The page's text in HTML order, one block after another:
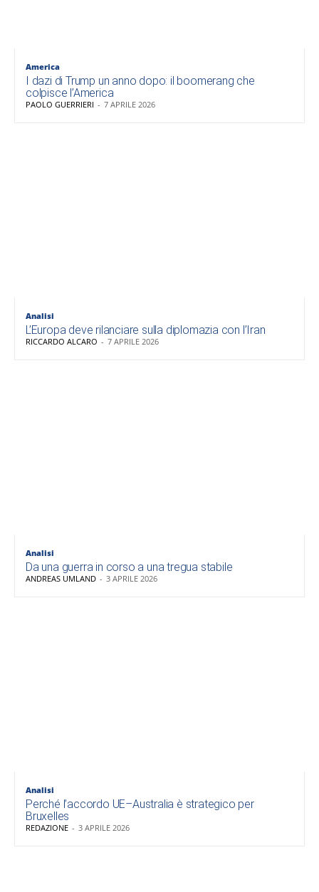
America
I dazi di Trump un anno dopo: il boomerang che
colpisce l’America
PAOLO GUERRIERI - 7 APRILE 2026
Analisi
L’Europa deve rilanciare sulla diplomazia con l’Iran
RICCARDO ALCARO - 7 APRILE 2026
Analisi
Da una guerra in corso a una tregua stabile
ANDREAS UMLAND - 3 APRILE 2026
Analisi
Perché l’accordo UE–Australia è strategico per
Bruxelles
REDAZIONE - 3 APRILE 2026